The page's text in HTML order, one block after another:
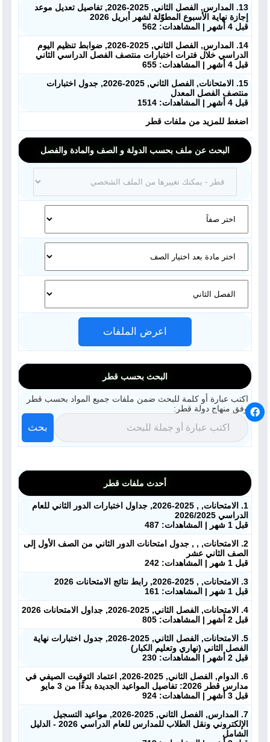
13. المدارس, الفصل الثاني, 2025-2026, تفاصيل تعديل موعد
إجازة نهاية الأسبوع المطوّلة لشهر أبريل 2026
قبل 4 أشهر | المشاهدات: 562
14. المدارس, الفصل الثاني, 2025-2026, ضوابط تنظيم اليوم
الدراسي خلال فترات اختبارات منتصف الفصل الدراسي الثاني
قبل 4 أشهر | المشاهدات: 655
15. الامتحانات, الفصل الثاني, 2025-2026, جدول اختبارات
منتصف الفصل المعدل
قبل 4 أشهر | المشاهدات: 1514
اضغط للمزيد من ملفات قطر
البحث عن ملف بحسب الدولة و الصف والمادة والفصل
اعرض الملفات
البحث بحسب قطر
اكتب عبارة أو كلمة للبحث ضمن ملفات جميع المواد بحسب قطر
وفق منهاج دولة قطر:
بحث
أحدث ملفات قطر
1. الامتحانات, , 2025-2026, جداول اختبارات الدور الثاني للعام
الدراسي 2026/2025
قبل 1 شهر | المشاهدات: 487
2. الامتحانات, , , جدول امتحانات الدور الثاني من الصف الأول إلى
الصف الثاني عشر
قبل 1 شهر | المشاهدات: 242
3. الامتحانات, , 2025-2026, رابط نتائج الامتحانات 2026
قبل 1 شهر | المشاهدات: 161
4. الامتحانات, الفصل الثاني, 2025-2026, جداول الامتحانات 2026
قبل 2 أشهر | المشاهدات: 805
5. الامتحانات, الفصل الثاني, 2025-2026, جدول اختبارات نهاية
الفصل الثاني (نهاري وتعليم الكبار)
قبل 2 أشهر | المشاهدات: 230
6. الدوام, الفصل الثاني, 2025-2026, اعتماد التوقيت الصيفي في
مدارس قطر 2026: تفاصيل المواعيد الجديدة بدءًا من 3 مايو
قبل 3 أشهر | المشاهدات: 924
7. المدارس, الفصل الثاني, 2025-2026, مواعيد التسجيل
الإلكتروني ونقل الطلاب للمدارس للعام الدراسي 2026 - الدليل
الشامل